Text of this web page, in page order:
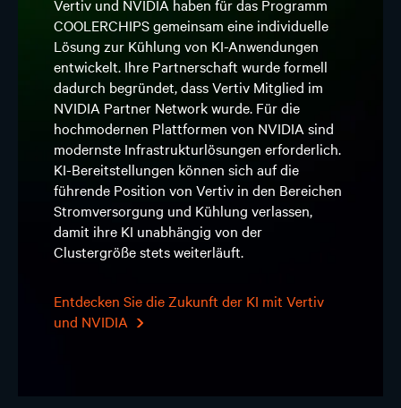
Vertiv und NVIDIA haben für das Programm
COOLERCHIPS gemeinsam eine individuelle
Lösung zur Kühlung von KI-Anwendungen
entwickelt. Ihre Partnerschaft wurde formell
dadurch begründet, dass Vertiv Mitglied im
NVIDIA Partner Network wurde. Für die
hochmodernen Plattformen von NVIDIA sind
modernste Infrastrukturlösungen erforderlich.
KI-Bereitstellungen können sich auf die
führende Position von Vertiv in den Bereichen
Stromversorgung und Kühlung verlassen,
damit ihre KI unabhängig von der
Clustergröße stets weiterläuft.
Entdecken Sie die Zukunft der KI mit Vertiv
und NVIDIA